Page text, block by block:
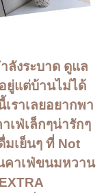
ลังระบาด ดูแล
ยู่แต่บ้านไม่ได้
ราเลยอยากพา
เฟ่เล็กๆน่ารักๆ
มเย็นๆ ที่ Not
คาเฟ่ขนมหวาน